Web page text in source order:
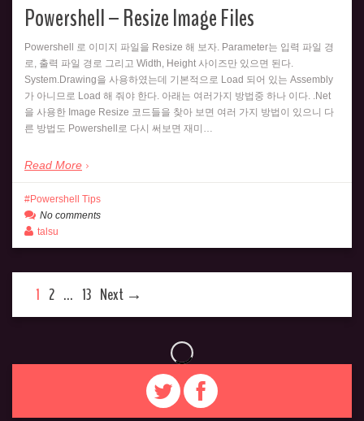
Powershell – Resize Image Files
Powershell 로 이미지 파일을 Resize 해 보자. Parameter는 입력 파일 경
로, 출력 파일 경로 그리고 Width, Height 사이즈만 있으면 된다.
System.Drawing을 사용하였는데 기본적으로 Load 되어 있는 Assembly
가 아니므로 Load 해 줘야 한다. 아래는 여러가지 방법중 하나 이다. .Net
을 사용한 Image Resize 코드들을 찾아 보면 여러 가지 방법이 있으니 다
른 방법도 Powershell로 다시 써보면 재미…
Read More
Powershell Tips
No comments
talsu
1 2 … 13 Next →